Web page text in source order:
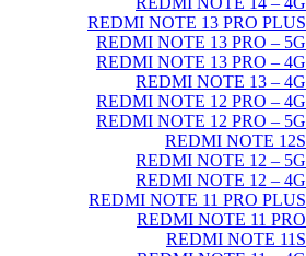
REDMI NOTE 13 PRO PLUS
REDMI NOTE 13 PRO – 5G
REDMI NOTE 13 PRO – 4G
REDMI NOTE 13 – 4G
REDMI NOTE 12 PRO – 4G
REDMI NOTE 12 PRO – 5G
REDMI NOTE 12S
REDMI NOTE 12 – 5G
REDMI NOTE 12 – 4G
REDMI NOTE 11 PRO PLUS
REDMI NOTE 11 PRO
REDMI NOTE 11S